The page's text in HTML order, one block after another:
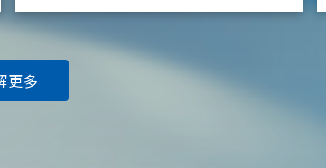
(PT-VZ580)
更多